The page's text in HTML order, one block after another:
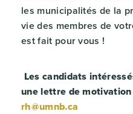
les municipalités de la
vie des membres de
est fait pour vous !
Les candidats
une lettre de
rh@umnb.ca